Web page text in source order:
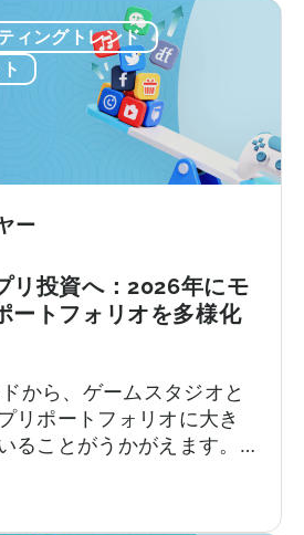
簡単ではありません。こ
アプリは従来の有料ユー
転換し、...
ィングトレンド
ー
リ投資へ：2026年にモ
ートフォリオを多様化
から、ゲームスタジオと
リポートフォリオに大き
ることがうかがえます。
によると、世界中のア